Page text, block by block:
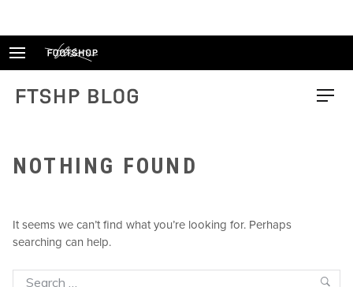
FTSHP blog Menu
NOTHING FOUND
It seems we can’t find what you’re looking for. Perhaps
searching can help.
Search